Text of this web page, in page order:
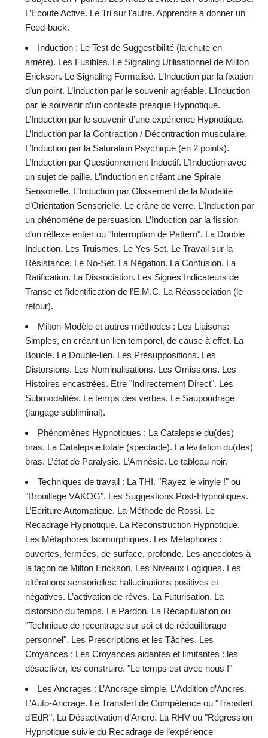
L’Ecoute Active. Le Tri sur l'autre. Apprendre à donner un
Feed-back.
Induction : Le Test de Suggestibilité (la chute en
arrière). Les Fusibles. Le Signaling Utilisationnel de Milton
Erickson. Le Signaling Formalisé. L’Induction par la fixation
d’un point. L’Induction par le souvenir agréable. L’Induction
par le souvenir d’un contexte presque Hypnotique.
L’Induction par le souvenir d’une expérience Hypnotique.
L’Induction par la Contraction / Décontraction musculaire.
L’Induction par la Saturation Psychique (en 2 points).
L’Induction par Questionnement Inductif. L’Induction avec
un sujet de paille. L’Induction en créant une Spirale
Sensorielle. L’Induction par Glissement de la Modalité
d’Orientation Sensorielle. Le crâne de verre. L’Induction par
un phénomène de persuasion. L’Induction par la fission
d’un réflexe entier ou "Interruption de Pattern". La Double
Induction. Les Truismes. Le Yes-Set. Le Travail sur la
Résistance. Le No-Set. La Négation. La Confusion. La
Ratification. La Dissociation. Les Signes Indicateurs de
Transe et l’identification de l’E.M.C. La Réassociation (le
retour).
Milton-Modèle et autres méthodes : Les Liaisons:
Simples, en créant un lien temporel, de cause à effet. La
Boucle. Le Double-lien. Les Présuppositions. Les
Distorsions. Les Nominalisations. Les Omissions. Les
Histoires encastrées. Etre "Indirectement Direct". Les
Submodalités. Le temps des verbes. Le Saupoudrage
(langage subliminal).
Phénomènes Hypnotiques : La Catalepsie du(des)
bras. La Catalepsie totale (spectacle). La lévitation du(des)
bras. L’état de Paralysie. L’Amnésie. Le tableau noir.
Techniques de travail : La THI. "Rayez le vinyle !" ou
"Brouillage VAKOG". Les Suggestions Post-Hypnotiques.
L’Ecriture Automatique. La Méthode de Rossi. Le
Recadrage Hypnotique. La Reconstruction Hypnotique.
Les Métaphores Isomorphiques. Les Métaphores :
ouvertes, fermées, de surface, profonde. Les anecdotes à
la façon de Milton Erickson. Les Niveaux Logiques. Les
altérations sensorielles: hallucinations positives et
négatives. L’activation de rêves. La Futurisation. La
distorsion du temps. Le Pardon. La Récapitulation ou
"Technique de recentrage sur soi et de rééquilibrage
personnel". Les Prescriptions et les Tâches. Les
Croyances : Les Croyances aidantes et limitantes : les
désactiver, les construire. "Le temps est avec nous !"
Les Ancrages : L’Ancrage simple. L’Addition d’Ancres.
L’Auto-Ancrage. Le Transfert de Compétence ou "Transfert
d’EdR". La Désactivation d’Ancre. La RHV ou "Régression
Hypnotique suivie du Recadrage de l’expérience